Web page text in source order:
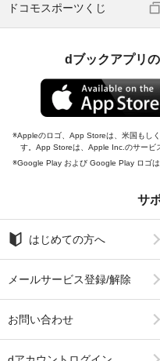
ドコモスポーツくじ
dブックアプリ
Appleのロゴ、App Storeは、米国もし
す。App Storeは、Apple Inc.のサービ
Google Play および Google Play ロゴ
サ
はじめての方へ
メールサービス登録/解除
お問い合わせ